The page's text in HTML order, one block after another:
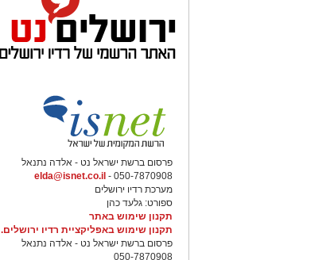
פרסום ברשת ישראל נט - אלדה נתנאל
050-7870908 -
elda@isnet.co.il
מערכת רדיו ירושלים
ספורט: גלעד כהן
תקנון שימוש באתר
תקנון שימוש באפליקציית רדיו ירושלים.
פרסום ברשת ישראל נט - אלדה נתנאל
050-7870908